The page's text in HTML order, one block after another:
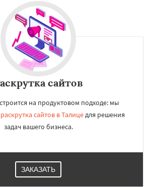
сайтов
на продуктовом подходе: мы
сайтов в Талицедля решения
задач вашего бизнеса.
ЗАКАЗАТЬ